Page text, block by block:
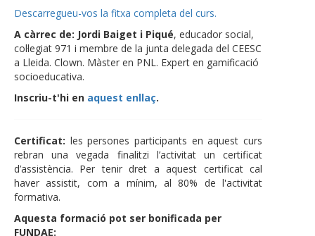
Descarregueu-vos la fitxa completa del curs.
A càrrec de: Jordi Baiget i Piqué, educador social,
col·legiat 971 i membre de la junta delegada del CEESC
a Lleida. Clown. Màster en PNL. Expert en gamificació
socioeducativa.
Inscriu-t'hi en aquest enllaç.
Certificat: les persones participants en aquest curs
rebran una vegada finalitzi l’activitat un certificat
d’assistència. Per tenir dret a aquest certificat cal
haver assistit, com a mínim, al 80% de l'activitat
formativa.
Aquesta formació pot ser bonificada per
FUNDAE: